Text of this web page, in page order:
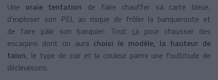
Une vraie tentation de faire chauffer sa carte bleue,
d’exploser son PEL au risque de frôler la banqueroute et
de faire pâlir son banquier. Tout ça pour chausser des
escarpins dont on aura choisi le modèle, la hauteur de
talon, le type de cuir et la couleur parmi une foultitude de
déclinaisons.